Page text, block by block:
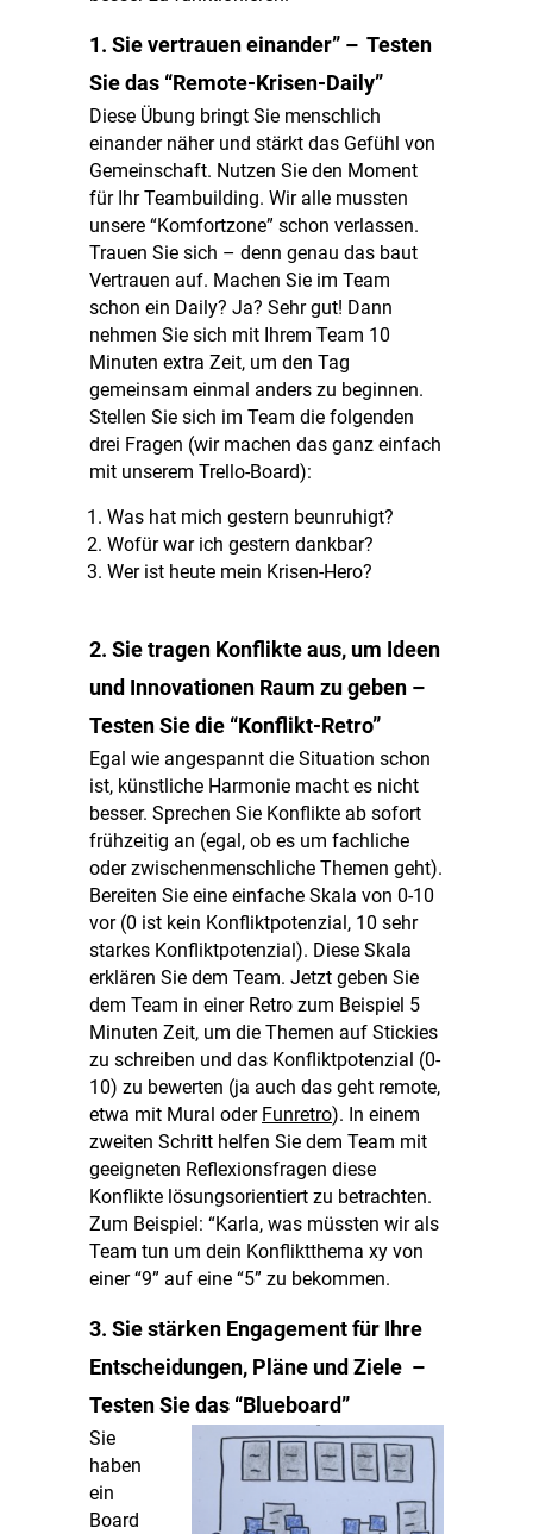
1. Sie vertrauen einander” – Testen
Sie das “Remote-Krisen-Daily”
Diese Übung bringt Sie menschlich
einander näher und stärkt das Gefühl von
Gemeinschaft. Nutzen Sie den Moment
für Ihr Teambuilding. Wir alle mussten
unsere “Komfortzone” schon verlassen.
Trauen Sie sich – denn genau das baut
Vertrauen auf. Machen Sie im Team
schon ein Daily? Ja? Sehr gut! Dann
nehmen Sie sich mit Ihrem Team 10
Minuten extra Zeit, um den Tag
gemeinsam einmal anders zu beginnen.
Stellen Sie sich im Team die folgenden
drei Fragen (wir machen das ganz einfach
mit unserem Trello-Board):
Was hat mich gestern beunruhigt?
Wofür war ich gestern dankbar?
Wer ist heute mein Krisen-Hero?
2. Sie tragen Konflikte aus, um Ideen
und Innovationen Raum zu geben –
Testen Sie die “Konflikt-Retro”
Egal wie angespannt die Situation schon
ist, künstliche Harmonie macht es nicht
besser. Sprechen Sie Konflikte ab sofort
frühzeitig an (egal, ob es um fachliche
oder zwischenmenschliche Themen geht).
Bereiten Sie eine einfache Skala von 0-10
vor (0 ist kein Konfliktpotenzial, 10 sehr
starkes Konfliktpotenzial). Diese Skala
erklären Sie dem Team. Jetzt geben Sie
dem Team in einer Retro zum Beispiel 5
Minuten Zeit, um die Themen auf Stickies
zu schreiben und das Konfliktpotenzial (0-
10) zu bewerten (ja auch das geht remote,
etwa mit Mural oder Funretro). In einem
zweiten Schritt helfen Sie dem Team mit
geeigneten Reflexionsfragen diese
Konflikte lösungsorientiert zu betrachten.
Zum Beispiel: “Karla, was müssten wir als
Team tun um dein Konfliktthema xy von
einer “9” auf eine “5” zu bekommen.
3. Sie stärken Engagement für Ihre
Entscheidungen, Pläne und Ziele –
Testen Sie das “Blueboard”
Sie
haben
ein
Board